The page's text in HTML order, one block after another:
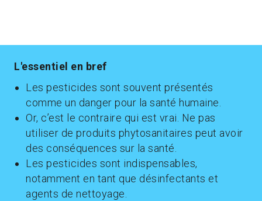
L'essentiel en bref
Les pesticides sont souvent présentés
comme un danger pour la santé humaine.
Or, c’est le contraire qui est vrai. Ne pas
utiliser de produits phytosanitaires peut avoir
des conséquences sur la santé.
Les pesticides sont indispensables,
notamment en tant que désinfectants et
agents de nettoyage.